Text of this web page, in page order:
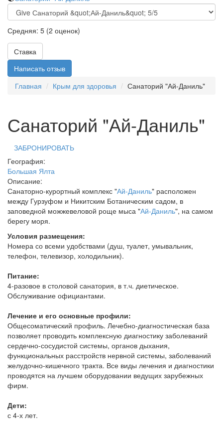
Средняя: 5 (2 оценок)
Ставка
Написать отзыв
Главная
Крым для здоровья Санаторий "Ай-Даниль"
Санаторий "Ай-Даниль"
ЗАБРОНИРОВАТЬ
География:
Большая Ялта
Описание:
Санаторно-курортный комплекс "Ай-Даниль" расположен
между Гурзуфом и Никитским Ботаническим садом, в
заповедной можжевеловой роще мыса "Ай-Даниль", на самом
берегу моря.
Условия размещения:
Номера со всеми удобствами (душ, туалет, умывальник,
телефон, телевизор, холодильник).
Питание:
4-разовое в столовой санатория, в т.ч. диетическое.
Обслуживание официантами.
Лечение и его основные профили:
Общесоматический профиль. Лечебно-диагностическая база
позволяет проводить комплексную диагностику заболеваний
сердечно-сосудистой системы, органов дыхания,
функциональных расстройств нервной системы, заболеваний
желудочно-кишечного тракта. Все виды лечения и диагностики
проводятся на лучшем оборудовании ведущих зарубежных
фирм.
Дети:
с 4-х лет.